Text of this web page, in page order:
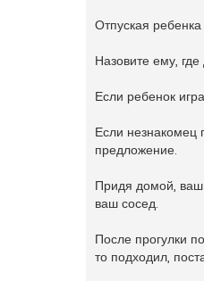
Отпуская
Назовите ему, где
Если ребенок
Если незнакомец
предложение.
Придя домой, ваш
ваш сосед.
После прогулки
то подходил,